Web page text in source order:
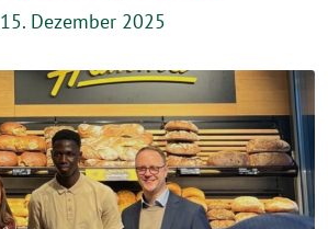
15. Dezember 2025